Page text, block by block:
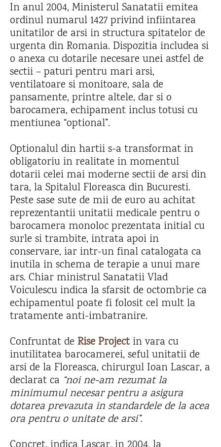
In anul 2004, Ministerul Sanatatii emitea
ordinul numarul 1427 privind infiintarea
unitatilor de arsi in structura spitatelor de
urgenta din Romania. Dispozitia includea si
o anexa cu dotarile necesare unei astfel de
sectii – paturi pentru mari arsi,
ventilatoare si monitoare, sala de
pansamente, printre altele, dar si o
barocamera, echipament inclus totusi cu
mentiunea “optional”.
Optionalul din hartii s-a transformat in
obligatoriu in realitate in momentul
dotarii celei mai moderne sectii de arsi din
tara, la Spitalul Floreasca din Bucuresti.
Peste sase sute de mii de euro au achitat
reprezentantii unitatii medicale pentru o
barocamera monoloc prezentata initial cu
surle si trambite, intrata apoi in
conservare, iar intr-un final catalogata ca
inutila in schema de terapie a unui mare
ars. Chiar ministrul Sanatatii Vlad
Voiculescu indica la sfarsit de octombrie ca
echipamentul poate fi folosit cel mult la
tratamente anti-imbatranire.
Confruntat de Rise Projectin vara cu
inutilitatea barocamerei, seful unitatii de
arsi de la Floreasca, chirurgul Ioan Lascar, a
declarat ca “noi ne-am rezumat la
minimumul necesar pentru a asigura
dotarea prevazuta in standardele de la acea
ora pentru o unitate de arsi”.